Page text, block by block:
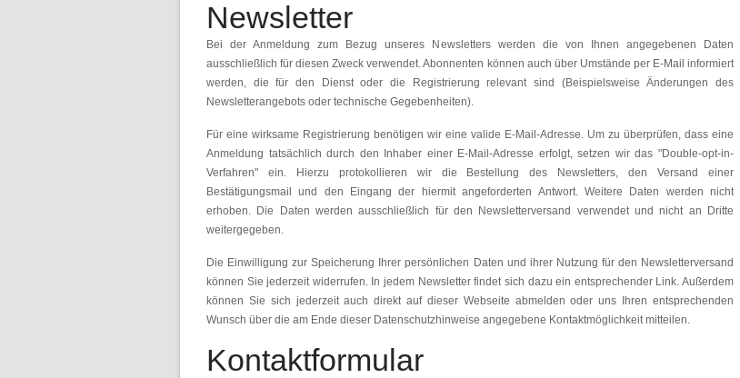
Newsletter
Bei der Anmeldung zum Bezug unseres Newsletters werden die von Ihnen angegebenen Daten
ausschließlich für diesen Zweck verwendet. Abonnenten können auch über Umstände per E-Mail informiert
werden, die für den Dienst oder die Registrierung relevant sind (Beispielsweise Änderungen des
Newsletterangebots oder technische Gegebenheiten).
Für eine wirksame Registrierung benötigen wir eine valide E-Mail-Adresse. Um zu überprüfen, dass eine
Anmeldung tatsächlich durch den Inhaber einer E-Mail-Adresse erfolgt, setzen wir das "Double-opt-in-
Verfahren" ein. Hierzu protokollieren wir die Bestellung des Newsletters, den Versand einer
Bestätigungsmail und den Eingang der hiermit angeforderten Antwort. Weitere Daten werden nicht
erhoben. Die Daten werden ausschließlich für den Newsletterversand verwendet und nicht an Dritte
weitergegeben.
Die Einwilligung zur Speicherung Ihrer persönlichen Daten und ihrer Nutzung für den Newsletterversand
können Sie jederzeit widerrufen. In jedem Newsletter findet sich dazu ein entsprechender Link. Außerdem
können Sie sich jederzeit auch direkt auf dieser Webseite abmelden oder uns Ihren entsprechenden
Wunsch über die am Ende dieser Datenschutzhinweise angegebene Kontaktmöglichkeit mitteilen.
Kontaktformular